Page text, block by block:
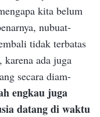
kita belum
nubuat-
tidak terbatas
karena ada juga
secara diam-
engkau juga
datang di waktu